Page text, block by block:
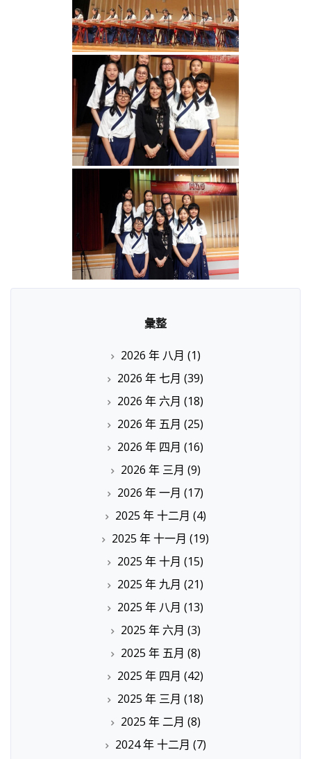
彙整
2026 年 八月 (1)
2026 年 七月 (39)
2026 年 六月 (18)
2026 年 五月 (25)
2026 年 四月 (16)
2026 年 三月 (9)
2026 年 一月 (17)
2025 年 十二月 (4)
2025 年 十一月 (19)
2025 年 十月 (15)
2025 年 九月 (21)
2025 年 八月 (13)
2025 年 六月 (3)
2025 年 五月 (8)
2025 年 四月 (42)
2025 年 三月 (18)
2025 年 二月 (8)
2024 年 十二月 (7)